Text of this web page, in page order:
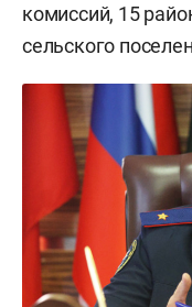
комиссий, 15
сельского